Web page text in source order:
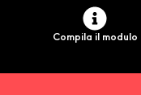
Compila il modulo